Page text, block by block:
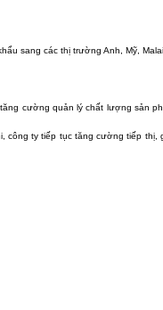
sang các thị trường Anh, Mỹ,
cường quản lý chất lượng sản
công ty tiếp tục tăng cường tiếp